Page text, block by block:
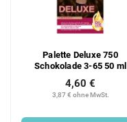
Palette Deluxe 750
Schokolade 3-65 50 ml
3,87 € ohne MwSt.
4,60 €